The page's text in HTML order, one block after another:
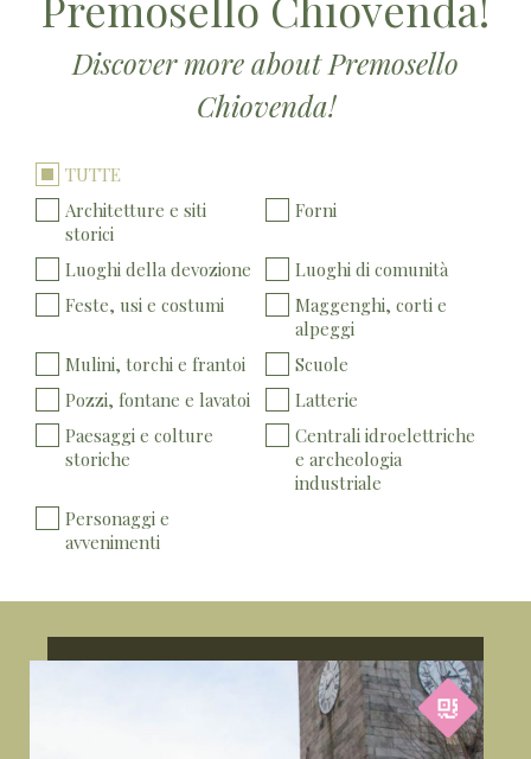
Discover more about Premosello
Chiovenda!
TUTTE
Architetture e siti
storici
Forni
Luoghi della devozione
Luoghi di comunità
Feste, usi e costumi
Maggenghi, corti e
alpeggi
Mulini, torchi e frantoi
Scuole
Pozzi, fontane e lavatoi
Latterie
Paesaggi e colture
storiche
Centrali idroelettriche
e archeologia
industriale
Personaggi e
avvenimenti